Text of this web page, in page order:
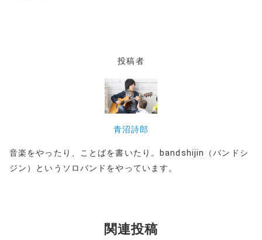
投稿者
青沼詩郎
音楽をやったり、ことばを書いたり。bandshijin（バンドシ
ジン）というソロバンドをやっています。
関連投稿